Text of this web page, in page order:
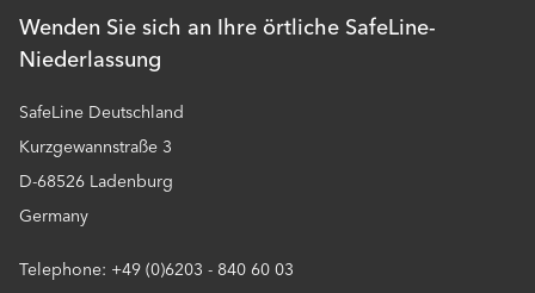
Wenden Sie sich an Ihre örtliche SafeLine-
Niederlassung
SafeLine Deutschland
Kurzgewannstraße 3
D-68526 Ladenburg
Germany
Telephone: +49 (0)6203 - 840 60 03